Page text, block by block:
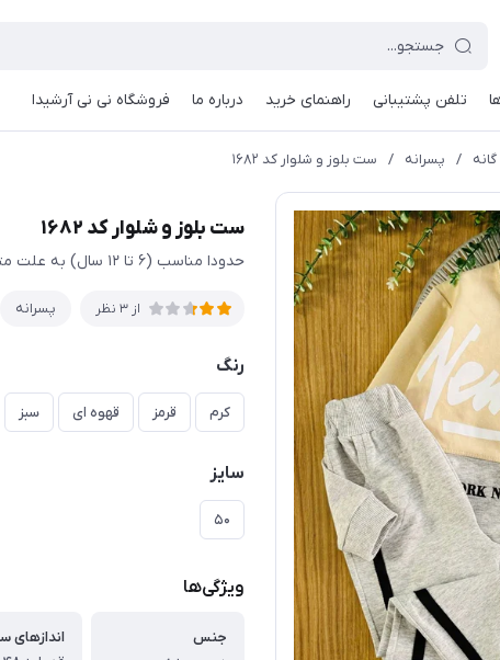
تلفن پشتیبانی راهنمای خرید درباره ما فروشگاه نی نی آرشیدا
/ پسرانه / ست بلوز و شلوار کد ۱۶۸۲
ست بلوز و شلوار کد ۱۶۸۲
حدودا مناسب (۶ تا ۱۲ سال) به علت متفاوت بودن قواره تولیدی ها حتما اندازها چک شود
از 3 نظر پسرانه
رنگ
کرم قرمز قهوه ای سبز
سایز
۵۰
ویژگی‌ها
جنس
اندازهای